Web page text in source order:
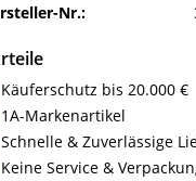
Nr.:
Käuferschutz bis 20.000 €
1A-Markenartikel
Schnelle & Zuverlässige
Keine Service &